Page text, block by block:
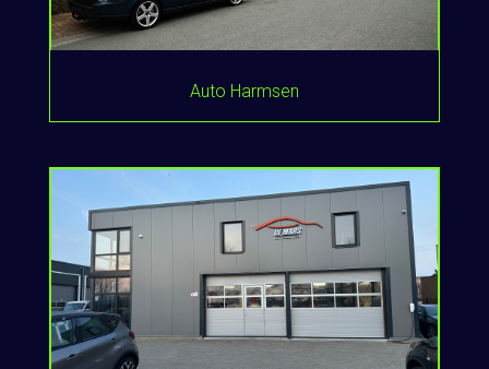
Auto Harmsen